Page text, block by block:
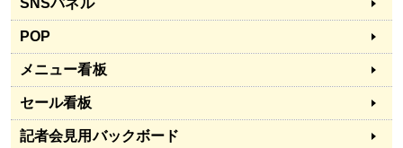
SNSパネル
POP
メニュー看板
セール看板
記者会見用バックボード